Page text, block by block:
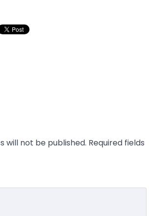
will not be published. Required fields